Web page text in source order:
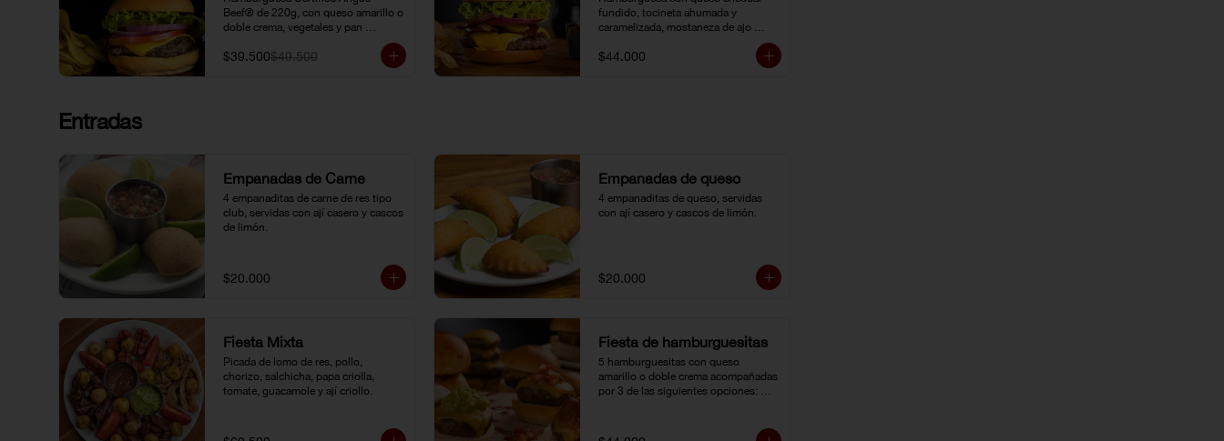
Beef® de 220g, con queso amarillo o
doble crema, vegetales y pan
brioche, acompañada de papa chip o
papa francesa y gaseosa o limonada
$39.500$49.500
fundido, tocineta ahumada y
caramelizada, mostaneza de ajo
brioche con topping de ají limo
peruano. Nuestro famoso chili con
$44.000
Entradas
Empanadas de Carne
4 empanaditas de carne de res tipo
club, servidas con ají casero y cascos
de limón.
$20.000
Empanadas de queso
4 empanaditas de queso, servidas
con ají casero y cascos de limón.
$20.000
Fiesta Mixta
Picada de lomo de res, pollo,
chorizo, salchicha, papa criolla,
tomate, guacamole y ají criollo.
Fiesta de hamburguesitas
5 hamburguesitas con queso
amarillo o doble crema acompañadas
por 3 de las siguientes opciones:
criollo, pico de gallo o salsa de